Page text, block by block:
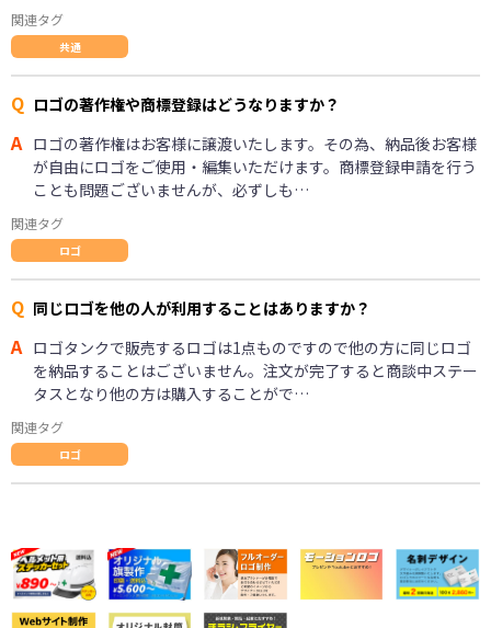
関連タグ
共通
Q ロゴの著作権や商標登録はどうなりますか？
A ロゴの著作権はお客様に譲渡いたします。その為、納品後お客様
が自由にロゴをご使用・編集いただけます。商標登録申請を行う
ことも問題ございませんが、必ずしも…
関連タグ
ロゴ
Q 同じロゴを他の人が利用することはありますか？
A ロゴタンクで販売するロゴは1点ものですので他の方に同じロゴ
を納品することはございません。注文が完了すると商談中ステー
タスとなり他の方は購入することがで…
関連タグ
ロゴ